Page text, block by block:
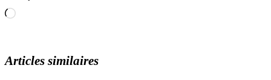
Chargement…
Articles similaires